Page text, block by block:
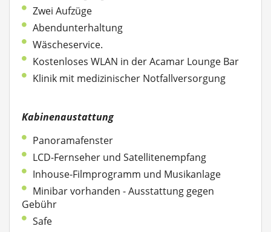
Zwei Aufzüge
Abendunterhaltung
Wäscheservice.
Kostenloses WLAN in der Acamar Lounge Bar
Klinik mit medizinischer Notfallversorgung
Kabinenaustattung
Panoramafenster
LCD-Fernseher und Satellitenempfang
Inhouse-Filmprogramm und Musikanlage
Minibar vorhanden - Ausstattung gegen
Gebühr
Safe